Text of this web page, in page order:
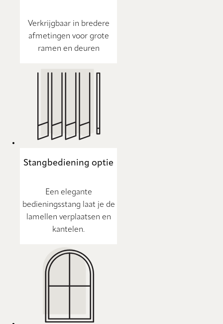
Verkrijgbaar in bredere
afmetingen voor grote
ramen en deuren
Stangbediening optie
Een elegante
bedieningsstang laat je de
lamellen verplaatsen en
kantelen.